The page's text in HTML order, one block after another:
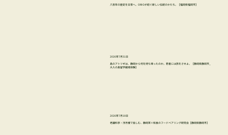
八百年の歴史を日常へ。ORIOが紡ぐ新しい伝統のかたち。【福岡県福岡市】
2026年7月31日
島のアトツギは、静岡から何を持ち帰ったのか。若者には旅をさせよ。【静岡県静岡市_
大人の島留学越境体験】
2026年7月18日
老舗料亭・浮月楼で愉しむ、静岡茶×和食のフードペアリング研究会【静岡県静岡市】